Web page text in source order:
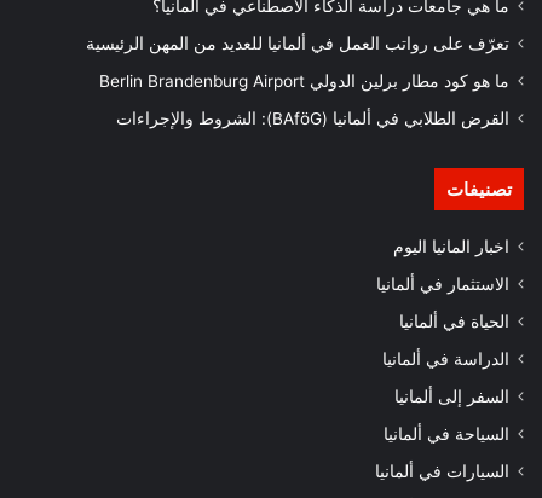
ما هي جامعات دراسة الذكاء الاصطناعي في المانيا؟
تعرّف على رواتب العمل في ألمانيا للعديد من المهن الرئيسية
ما هو كود مطار برلين الدولي Berlin Brandenburg Airport
القرض الطلابي في ألمانيا (BAföG): الشروط والإجراءات
تصنيفات
اخبار المانيا اليوم
الاستثمار في ألمانيا
الحياة في ألمانيا
الدراسة في ألمانيا
السفر إلى ألمانيا
السياحة في ألمانيا
السيارات في ألمانيا